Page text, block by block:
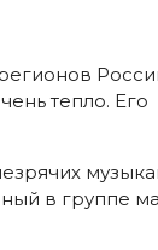
тепло. Его
в группе